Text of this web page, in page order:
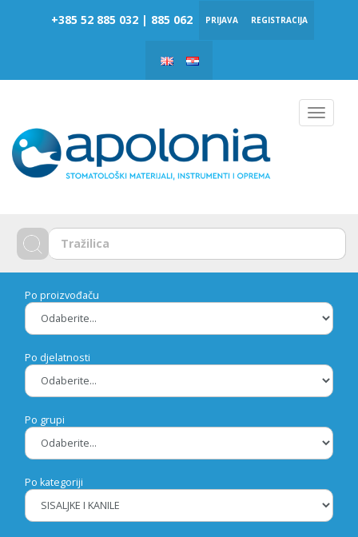
‎‎+385 52 885 032 | 885 062 PRIJAVA REGISTRACIJA
Toggle
Po proizvođaču
Po djelatnosti
Po grupi
Po kategoriji